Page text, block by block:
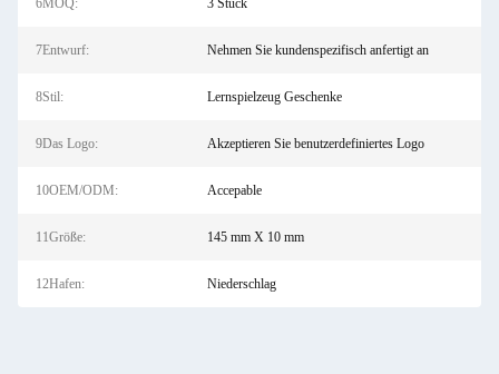
6MOQ: 3 Stück
7Entwurf: Nehmen Sie kundenspezifisch anfertigt an
8Stil: Lernspielzeug Geschenke
9Das Logo: Akzeptieren Sie benutzerdefiniertes Logo
10OEM/ODM: Accepable
11Größe: 145 mm X 10 mm
12Hafen: Niederschlag